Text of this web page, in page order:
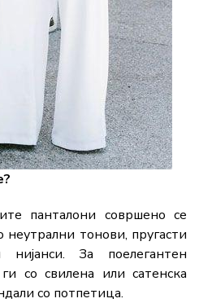
панталони совршено се
неутрални тонови, пругасти
За поелегантен
ги со свилена или сатенска
со потпетица.